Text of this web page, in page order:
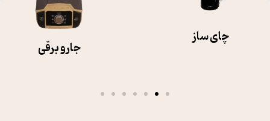
چای ساز جارو برقی